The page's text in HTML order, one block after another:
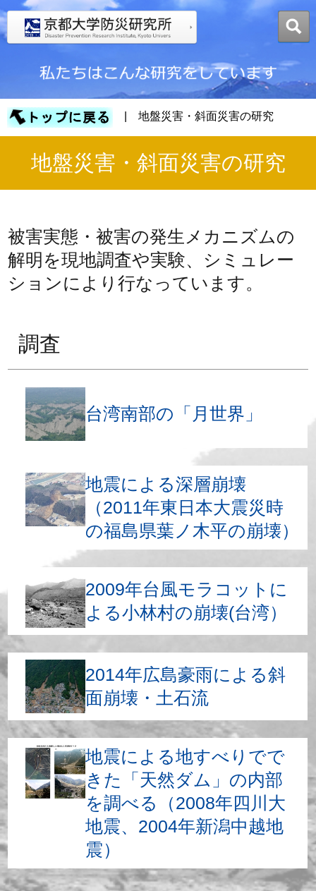
| 地盤災害・斜面災害の研究
地盤災害・斜面災害の研究
被害実態・被害の発生メカニズムの
解明を現地調査や実験、シミュレー
ションにより行なっています。
調査
台湾南部の「月世界」
地震による深層崩壊
（2011年東日本大震災時
の福島県葉ノ木平の崩壊）
2009年台風モラコットに
よる小林村の崩壊(台湾）
2014年広島豪雨による斜
面崩壊・土石流
地震による地すべりでで
きた「天然ダム」の内部
を調べる（2008年四川大
地震、2004年新潟中越地
震）